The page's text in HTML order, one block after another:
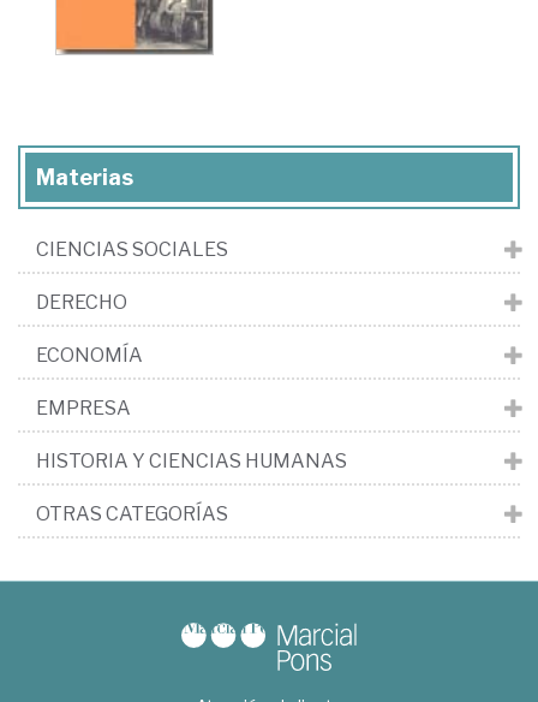
Materias
CIENCIAS SOCIALES
DERECHO
ECONOMÍA
EMPRESA
HISTORIA Y CIENCIAS HUMANAS
OTRAS CATEGORÍAS